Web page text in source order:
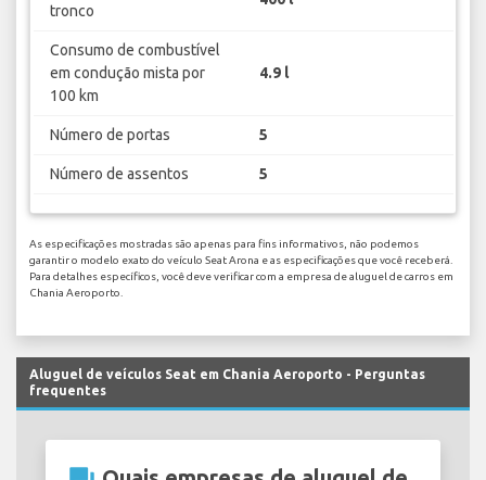
tronco
Consumo de combustível
em condução mista por
100 km
4.9 l
Número de portas 5
Número de assentos 5
As especificações mostradas são apenas para fins informativos, não podemos
garantir o modelo exato do veículo Seat Arona e as especificações que você receberá.
Para detalhes específicos, você deve verificar com a empresa de aluguel de carros em
Chania Aeroporto.
Aluguel de veículos Seat em Chania Aeroporto - Perguntas
frequentes